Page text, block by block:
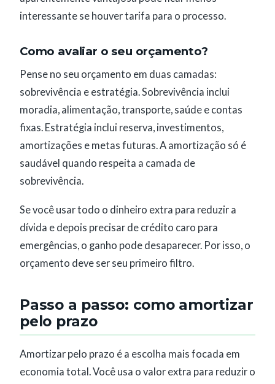
interessante se houver tarifa para o processo.
Como avaliar o seu orçamento?
Pense no seu orçamento em duas camadas:
sobrevivência e estratégia. Sobrevivência inclui
moradia, alimentação, transporte, saúde e contas
fixas. Estratégia inclui reserva, investimentos,
amortizações e metas futuras. A amortização só é
saudável quando respeita a camada de
sobrevivência.
Se você usar todo o dinheiro extra para reduzir a
dívida e depois precisar de crédito caro para
emergências, o ganho pode desaparecer. Por isso, o
orçamento deve ser seu primeiro filtro.
Passo a passo: como amortizar
pelo prazo
Amortizar pelo prazo é a escolha mais focada em
economia total. Você usa o valor extra para reduzir o